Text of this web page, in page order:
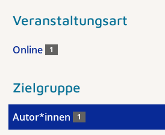
Veranstaltungsart
Online 1
Zielgruppe
Autor*innen 1